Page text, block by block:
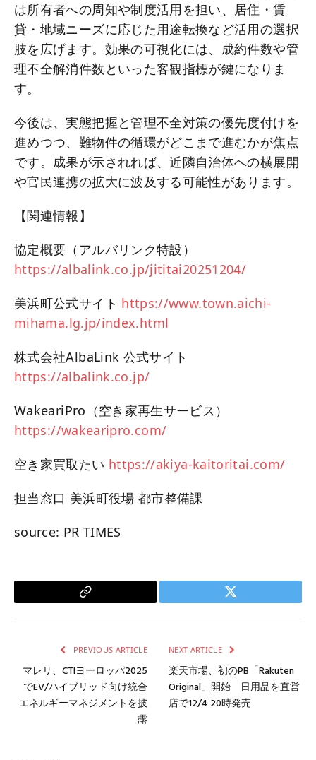
は所有者への周知や制度活用を担い、居住・賃
貸・地域ニーズに応じた用途転換など活用の選択
肢を広げます。効果の可視化には、成約件数や管
理不全解消件数といった客観指標が鍵になりま
す。
今後は、実態把握と管理不全対策の優先度付けを
進めつつ、難物件の循環がどこまで進むかが焦点
です。成果が示されれば、近隣自治体への横展開
や官民連携の拡大に波及する可能性があります。
【関連情報】
協定概要（アルバリンク特設）
https://albalink.co.jp/jititai20251204/
美浜町公式サイト https://www.town.aichi-
mihama.lg.jp/index.html
株式会社AlbaLink 公式サイト
https://albalink.co.jp/
WakeariPro（空き家再生サービス）
https://wakearipro.com/
空き家買取たい https://akiya-kaitoritai.com/
担当窓口 美浜町役場 都市整備課
source: PR TIMES
Copy
Twitter
PREVIOUS ARTICLE
マレリ、CTIヨーロッパ2025
でEV/ハイブリッド向け統合
エネルギーマネジメントを披
露
NEXT ARTICLE
楽天市場、初のPB「Rakuten
Original」開始 日用品を直営
店で12/4 20時発売